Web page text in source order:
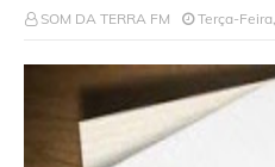
SOM DA TERRA FM Terça-